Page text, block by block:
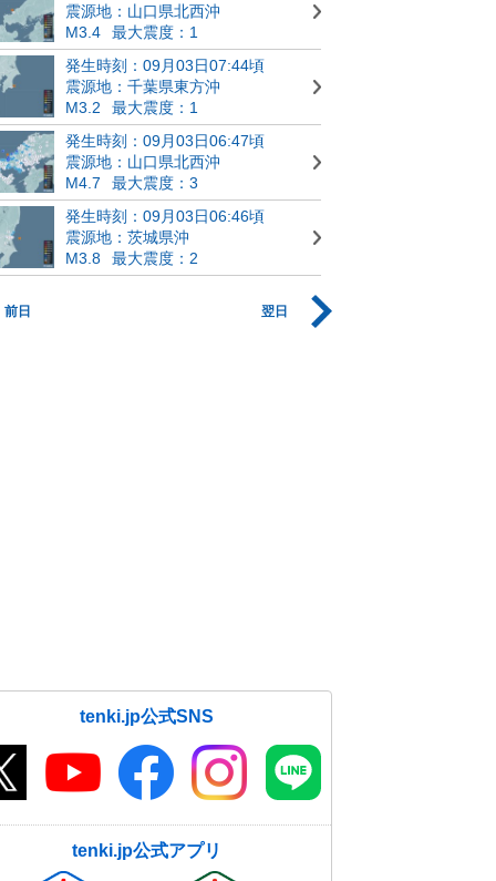
震源地：山口県北西沖
M3.4
最大震度：1
発生時刻：09月03日07:44頃
震源地：千葉県東方沖
M3.2
最大震度：1
発生時刻：09月03日06:47頃
震源地：山口県北西沖
M4.7
最大震度：3
発生時刻：09月03日06:46頃
震源地：茨城県沖
M3.8
最大震度：2
前日 翌日
tenki.jp公式SNS
tenki.jp公式アプリ